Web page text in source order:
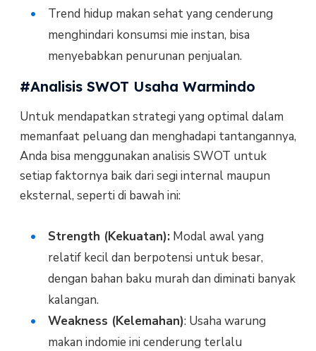
Trend hidup makan sehat yang cenderung
menghindari konsumsi mie instan, bisa
menyebabkan penurunan penjualan.
#Analisis SWOT Usaha Warmindo
Untuk mendapatkan strategi yang optimal dalam
memanfaat peluang dan menghadapi tantangannya,
Anda bisa menggunakan analisis SWOT untuk
setiap faktornya baik dari segi internal maupun
eksternal, seperti di bawah ini:
Strength (Kekuatan):Modal awal yang
relatif kecil dan berpotensi untuk besar,
dengan bahan baku murah dan diminati banyak
kalangan.
Weakness (Kelemahan): Usaha warung
makan indomie ini cenderung terlalu